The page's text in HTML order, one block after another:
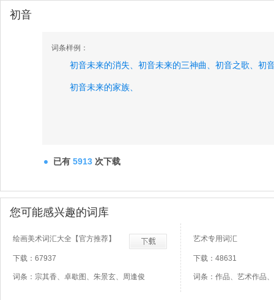
初音
词条样例：
初音未来的消失、 初音未来的三神曲、 初音之歌、 初
初音未来的家族、
已有 5913 次下载
您可能感兴趣的词库
绘画美术词汇大全【官方推荐】
下载：67937
词条：宗其香、卓歇图、朱景玄、周逢俊
艺术专用词汇
下载：48631
词条：作品、艺术作品